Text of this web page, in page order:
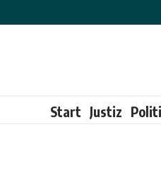
Start Justiz